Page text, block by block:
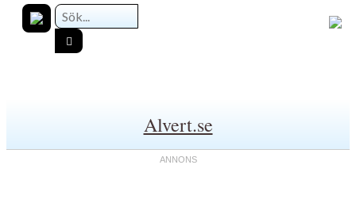
Alvert.se